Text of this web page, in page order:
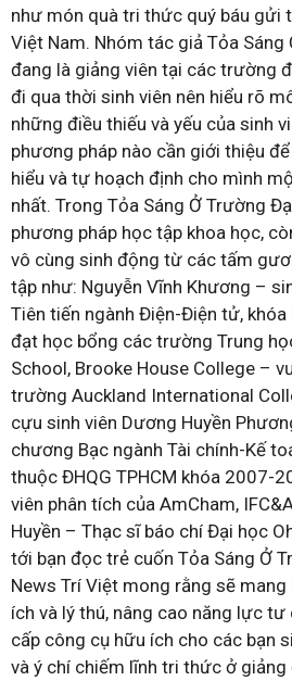
như món quà tri thức quý báu gửi
Việt Nam. Nhóm tác giả Tỏa Sáng
đang là giảng viên tại các trường
đi qua thời sinh viên nên hiểu rõ
những điều thiếu và yếu của sinh
phương pháp nào cần giới thiệu
hiểu và tự hoạch định cho mình
nhất. Trong Tỏa Sáng Ở Trường
phương pháp học tập khoa học,
vô cùng sinh động từ các tấm
tập như: Nguyễn Vĩnh Khương –
Tiên tiến ngành Điện-Điện tử,
đạt học bổng các trường Trung
School, Brooke House College –
trường Auckland International
cựu sinh viên Dương Huyền
chương Bạc ngành Tài chính-Kế
thuộc ĐHQG TPHCM khóa 2007-
viên phân tích của AmCham,
Huyền – Thạc sĩ báo chí Đại học
tới bạn đọc trẻ cuốn Tỏa Sáng Ở
News Trí Việt mong rằng sẽ
ích và lý thú, nâng cao năng lực tư
cấp công cụ hữu ích cho các bạn
và ý chí chiếm lĩnh tri thức ở